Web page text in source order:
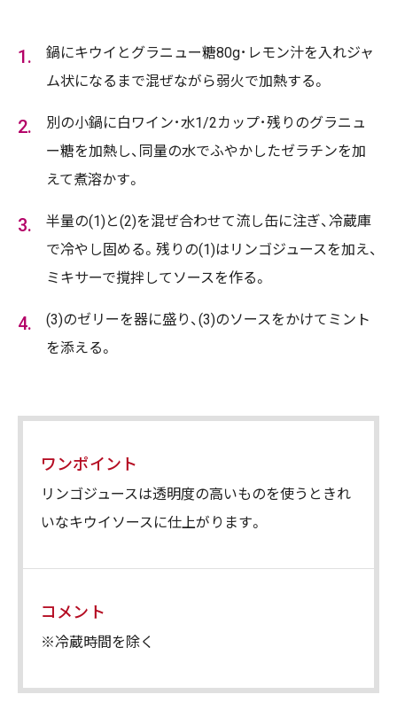
鍋にキウイとグラニュー糖80g･レモン汁を入れジャ
ム状になるまで混ぜながら弱火で加熱する。
別の小鍋に白ワイン･水1/2カップ･残りのグラニュ
ー糖を加熱し、同量の水でふやかしたゼラチンを加
えて煮溶かす。
半量の(1)と(2)を混ぜ合わせて流し缶に注ぎ、冷蔵庫
で冷やし固める。残りの(1)はリンゴジュースを加え、
ミキサーで撹拌してソースを作る。
(3)のゼリーを器に盛り、(3)のソースをかけてミント
を添える。
ワンポイント
リンゴジュースは透明度の高いものを使うときれ
いなキウイソースに仕上がります。
コメント
※冷蔵時間を除く